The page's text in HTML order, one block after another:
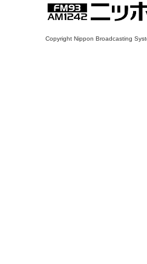
Copyright Nippon Broadcasting